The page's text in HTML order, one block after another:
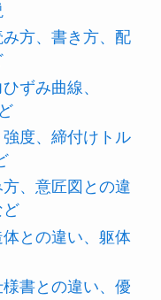
方、書き方、配
ずみ曲線、
度、締付けトル
、意匠図との違
ど
との違い、躯体
書との違い、優